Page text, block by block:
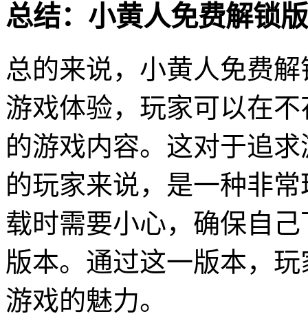
总结：小黄人免费解锁
总的来说，小黄人免费
游戏体验，玩家可以在
的游戏内容。这对于追
的玩家来说，是一种非
载时需要小心，确保自
版本。通过这一版本，
游戏的魅力。